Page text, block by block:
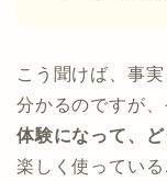
こう聞けば、事
分かるのですが、
体験になって、ど
楽しく使っている